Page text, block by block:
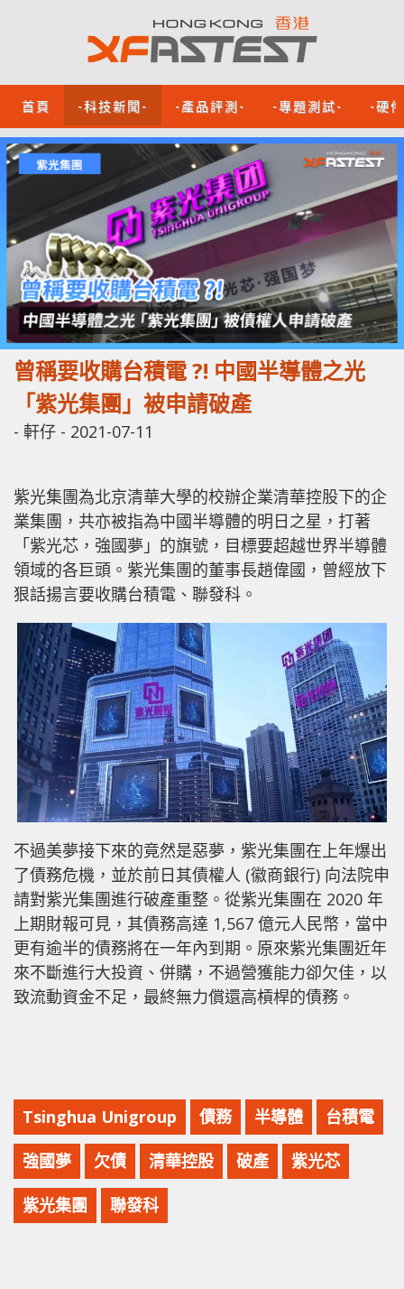
首頁 -科技新聞- -產品評測- -專題測試- -硬
曾稱要收購台積電 ?! 中國半導體之光
「紫光集團」被申請破產
- 軒仔 - 2021-07-11
紫光集團為北京清華大學的校辦企業清華控股下的企
業集團，共亦被指為中國半導體的明日之星，打著
「紫光芯，強國夢」的旗號，目標要超越世界半導體
領域的各巨頭。紫光集團的董事長趙偉國，曾經放下
狠話揚言要收購台積電、聯發科。
不過美夢接下來的竟然是惡夢，紫光集團在上年爆出
了債務危機，並於前日其債權人 (徽商銀行) 向法院申
請對紫光集團進行破產重整。從紫光集團在 2020 年
上期財報可見，其債務高達 1,567 億元人民幣，當中
更有逾半的債務將在一年內到期。原來紫光集團近年
來不斷進行大投資、併購，不過營獲能力卻欠佳，以
致流動資金不足，最終無力償還高槓桿的債務。
Tsinghua Unigroup 債務 半導體 台積電
強國夢 欠債 清華控股 破產 紫光芯
紫光集團 聯發科